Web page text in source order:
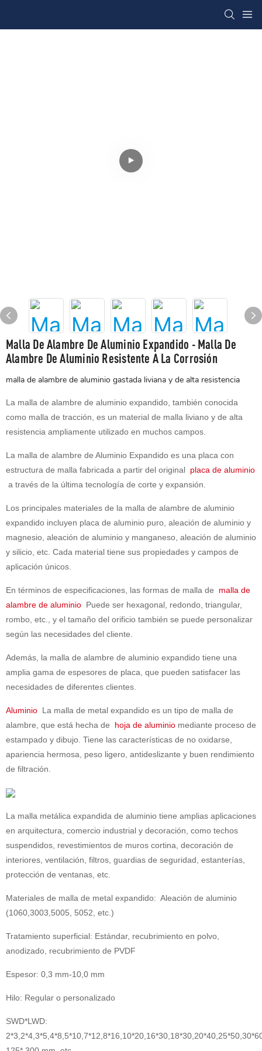
Malla De Alambre De Aluminio Expandido - Malla De
Alambre De Aluminio Resistente A La Corrosión
malla de alambre de aluminio gastada liviana y de alta resistencia
La malla de alambre de aluminio expandido, también conocida
como malla de tracción, es un material de malla liviano y de alta
resistencia ampliamente utilizado en muchos campos.
La malla de alambre de Aluminio Expandido es una placa con
estructura de malla fabricada a partir del original placa de aluminio
a través de la última tecnología de corte y expansión.
Los principales materiales de la malla de alambre de aluminio
expandido incluyen placa de aluminio puro, aleación de aluminio y
magnesio, aleación de aluminio y manganeso, aleación de aluminio
y silicio, etc. Cada material tiene sus propiedades y campos de
aplicación únicos.
En términos de especificaciones, las formas de malla de
malla de
alambre de aluminio Puede ser hexagonal, redondo, triangular,
rombo, etc., y el tamaño del orificio también se puede personalizar
según las necesidades del cliente.
Además, la malla de alambre de aluminio expandido tiene una
amplia gama de espesores de placa, que pueden satisfacer las
necesidades de diferentes clientes.
Aluminio La malla de metal expandido es un tipo de malla de
alambre, que está hecha de
hoja de aluminio mediante proceso de
estampado y dibujo. Tiene las características de no oxidarse,
apariencia hermosa, peso ligero, antideslizante y buen rendimiento
de filtración.
La malla metálica expandida de aluminio tiene amplias aplicaciones
en arquitectura, comercio industrial y decoración, como techos
suspendidos, revestimientos de muros cortina, decoración de
interiores, ventilación, filtros, guardias de seguridad, estanterías,
protección de ventanas, etc.
Materiales de malla de metal expandido: Aleación de aluminio
(1060,3003,5005, 5052, etc.)
Tratamiento superficial: Estándar, recubrimiento en polvo,
anodizado, recubrimiento de PVDF
Espesor: 0,3 mm-10,0 mm
Hilo: Regular o personalizado
SWD*LWD: